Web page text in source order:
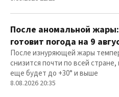
После аномальной
готовит погода на 9
После изнуряющей жары
снизится почти по всей стране,
еще будет до +30° и выше
8.08.2026 20:35